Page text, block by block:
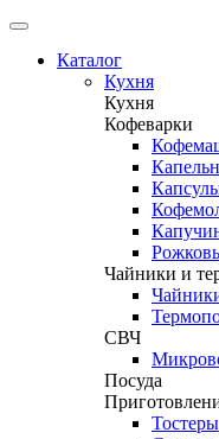
Каталог
Кухня
Кухня
Кофеварки
Чайники и
СВЧ
Посуда
Тостеры